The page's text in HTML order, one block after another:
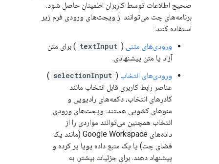
صحیح اطلاعات توسط کاربران اطمینان حاصل شود.
برنامه‌های چت می‌توانند از ویجت‌های ورودی فرم زیر
استفاده کنند:
ورودی‌های متنی (
textInput ) برای متن
آزاد یا متن پیشنهادی.
ورودی‌های انتخاب (
selectionInput
)
عناصر رابط کاربری قابل انتخاب مانند
کادرهای انتخاب، دکمه‌های رادیویی و
منوهای کشویی هستند. ویجت‌های ورودی
انتخاب همچنین می‌توانند مواردی را از
داده‌های Google Workspace (مانند یک
فضای چت) یا یک منبع داده پویا پر کرده و
پیشنهاد دهند. برای جزئیات بیشتر، به